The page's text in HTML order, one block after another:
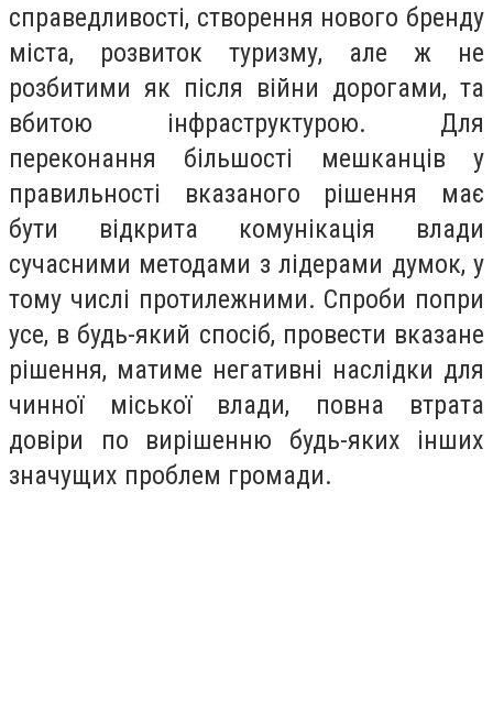
справедливості, створення нового бренду
міста, розвиток туризму, але ж не
розбитими як після війни дорогами, та
вбитою інфраструктурою. Для
переконання більшості мешканців у
правильності вказаного рішення має
бути відкрита комунікація влади
сучасними методами з лідерами думок, у
тому числі протилежними. Спроби попри
усе, в будь-який спосіб, провести вказане
рішення, матиме негативні наслідки для
чинної міської влади, повна втрата
довіри по вирішенню будь-яких інших
значущих проблем громади.